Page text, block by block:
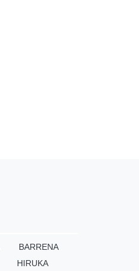
BARRENA
HIRUKA